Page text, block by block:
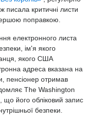
писала критичні листи
поправкою.
електронного листа
ім'я якого
якого США
адреса вказана на
пенсіонер отримав
The Washington
що його обліковий запис
безпеки.